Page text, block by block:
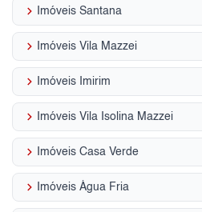
keyboard_arrow_right Imóveis Santana
keyboard_arrow_right Imóveis Vila Mazzei
keyboard_arrow_right Imóveis Imirim
keyboard_arrow_right Imóveis Vila Isolina Mazzei
keyboard_arrow_right Imóveis Casa Verde
keyboard_arrow_right Imóveis Água Fria